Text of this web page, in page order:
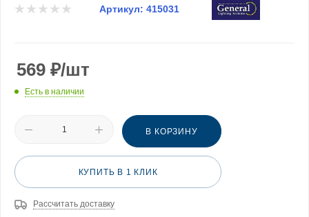
Артикул: 415031
569 ₽/шт
Есть в наличии
В КОРЗИНУ
КУПИТЬ В 1 КЛИК
Рассчитать доставку